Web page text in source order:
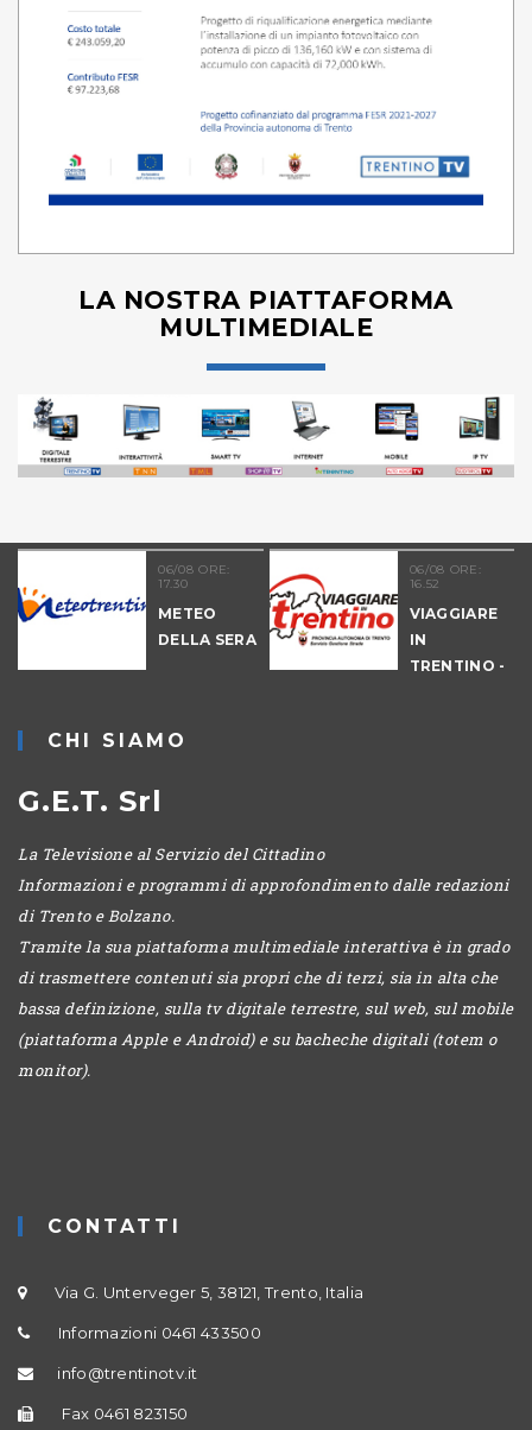
LA NOSTRA PIATTAFORMA
MULTIMEDIALE
06/08 ORE:
17.30
METEO
DELLA SERA
06/08 ORE:
16.52
VIAGGIARE
IN
TRENTINO -
CHI SIAMO
G.E.T. Srl
La Televisione al Servizio del Cittadino
Informazioni e programmi di approfondimento dalle redazioni
di Trento e Bolzano.
Tramite la sua piattaforma multimediale interattiva è in grado
di trasmettere contenuti sia propri che di terzi, sia in alta che
bassa definizione, sulla tv digitale terrestre, sul web, sul mobile
(piattaforma Apple e Android) e su bacheche digitali (totem o
monitor).
CONTATTI
Via G. Unterveger 5, 38121, Trento, Italia
Informazioni 0461 433500
info@trentinotv.it
Fax 0461 823150